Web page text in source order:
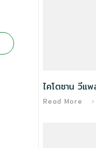
ไคโตซาน วีแ
Read More